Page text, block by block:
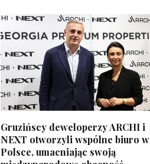
Gruzińscy deweloperzy ARCHI i
NEXT otworzyli wspólne biuro w
Polsce, umacniając swoją